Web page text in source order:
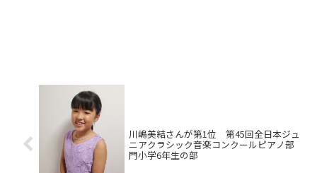
川嶋美結さんが第1位 第45回全日本ジュ
ニアクラシック音楽コンクールピアノ部
門小学6年生の部